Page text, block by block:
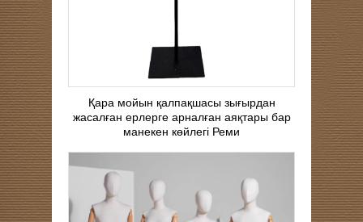
Қара мойын қалпақшасы зығырдан
жасалған ерлерге арналған аяқтары бар
манекен көйлегі Реми